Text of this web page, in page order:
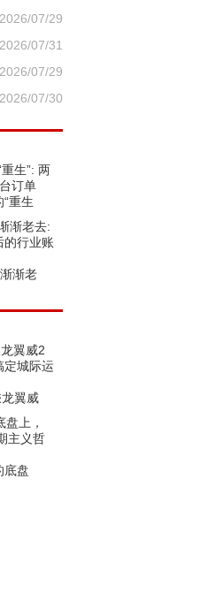
2026/07/29
2026/07/31
2026/07/29
2026/07/30
“重生
渐老
翼威
底盘